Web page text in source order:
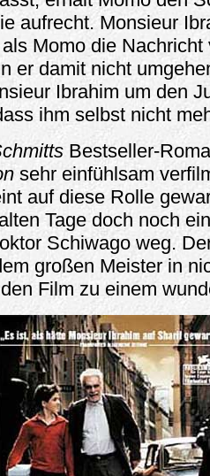
aufrecht. Monsieur
Momo die Nachricht
er damit nicht
Ibrahim um den
ihm selbst nicht
Bestseller-
sehr einfühlsam
auf diese Rolle
Tage doch noch
Schiwago weg.
großen Meister in
Film zu einem